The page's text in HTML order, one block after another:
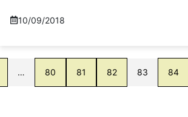
10/09/2018
… 80 81 82 83 84